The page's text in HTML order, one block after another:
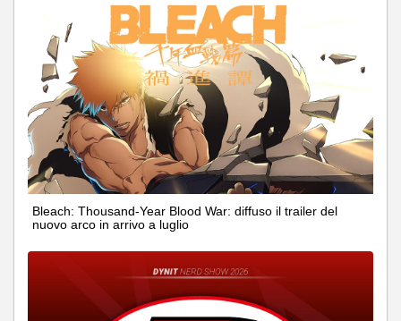
Bleach: Thousand-Year Blood War: diffuso il trailer del
nuovo arco in arrivo a luglio